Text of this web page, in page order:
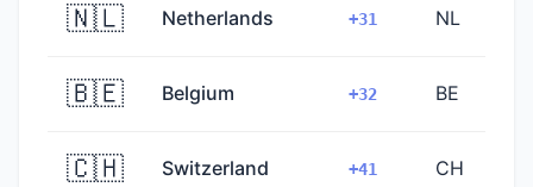
🇳🇱 Netherlands +31 NL
🇧🇪 Belgium +32 BE
🇨🇭 Switzerland +41 CH